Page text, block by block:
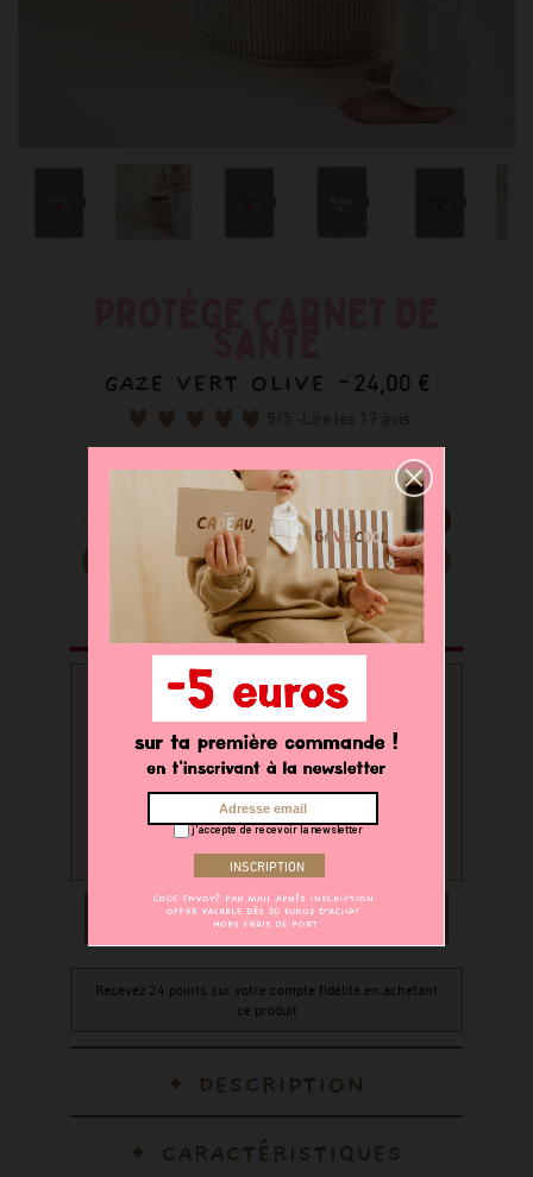
GAZE VERT OLIVE - 24,00 €
5 /5 -Lire les 17 avis
Déclinaisons disponibles
PERSONNALISATION
Souhaitez-vous personnaliser
oui non
AJOUTER AU PANIER
Recevez 24 points sur votre compte fidélité en achetant
ce produit
DESCRIPTION
CARACTÉRISTIQUES
j'accepte de recevoir la newsletter